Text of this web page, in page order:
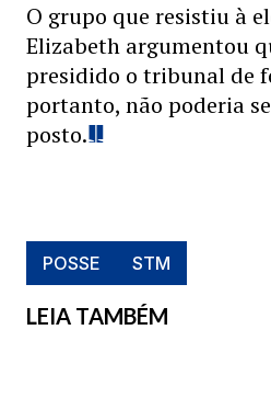
O grupo que resistiu à
Elizabeth argumentou
presidido o tribunal de
portanto, não poderia
posto.
POSSE STM
LEIA TAMBÉM